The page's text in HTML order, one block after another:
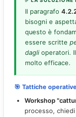
Il paragrafo
bisogni e
questo è
essere scritte
daglioperatori. Il
molto efficace.
🎯 Tattiche
Workshop
processo,